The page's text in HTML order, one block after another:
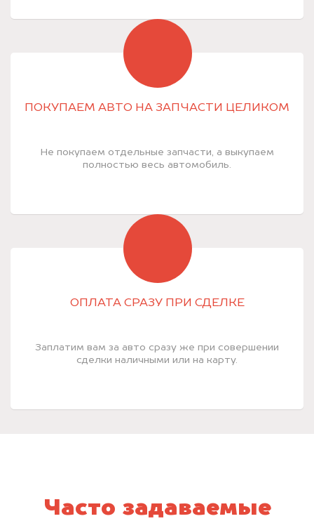
ПОКУПАЕМ АВТО НА ЗАПЧАСТИ ЦЕЛИКОМ
Не покупаем отдельные запчасти, а выкупаем
полностью весь автомобиль.
ОПЛАТА СРАЗУ ПРИ СДЕЛКЕ
Заплатим вам за авто сразу же при совершении
сделки наличными или на карту.
Часто задаваемые